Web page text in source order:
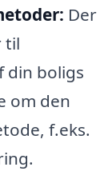
Der
til
din boligs
om den
f.eks.